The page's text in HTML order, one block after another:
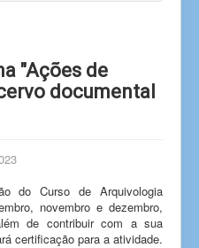
"Ações de
documental
do Curso de Arquivologia
novembro e dezembro,
de contribuir com a sua
certificação para a atividade.